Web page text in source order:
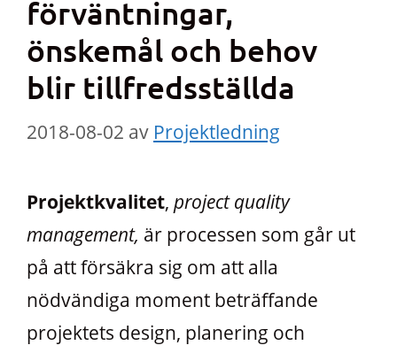
förväntningar,
önskemål och behov
blir tillfredsställda
2018-08-02 av Projektledning
Projektkvalitet, project quality
management, är processen som går ut
på att försäkra sig om att alla
nödvändiga moment beträffande
projektets design, planering och